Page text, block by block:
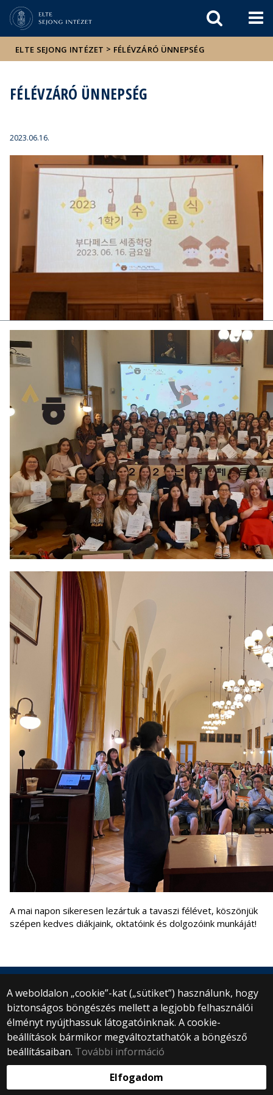
sajtóban
ELTE SEJONG INTÉZET > FÉLÉVZÁRÓ ÜNNEPSÉG
FÉLÉVZÁRÓ ÜNNEPSÉG
2023.06.16.
A mai napon sikeresen lezártuk a tavaszi félévet, köszönjük
szépen kedves diákjaink, oktatóink és dolgozóink munkáját!
A weboldalon „cookie”-kat („sütiket”) használunk, hogy
biztonságos böngészés mellett a legjobb felhasználói
élményt nyújthassuk látogatóinknak. A cookie-
beállítások bármikor megváltoztathatók a böngésző
beállításaiban. További információ
Elfogadom
© 2025 Eötvös Loránd Tudományegyetem
Minden jog fenntartva.
1053 Budapest, Egyetem tér 1–3.
Központi telefonszám: +36 1 411 6500
Webfejlesztés: